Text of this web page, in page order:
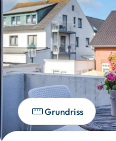
Grundriss